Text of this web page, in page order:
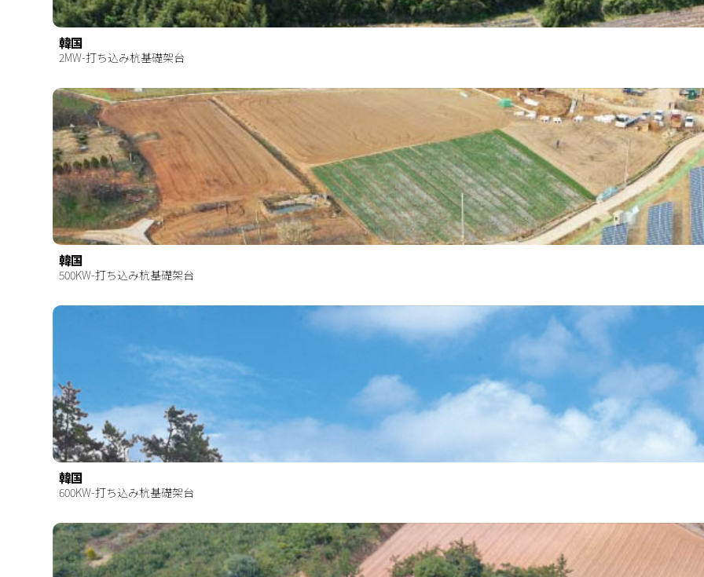
韓国
2MW-打ち込み杭基礎架台
韓国
500KW-打ち込み杭基礎架台
韓国
600KW-打ち込み杭基礎架台